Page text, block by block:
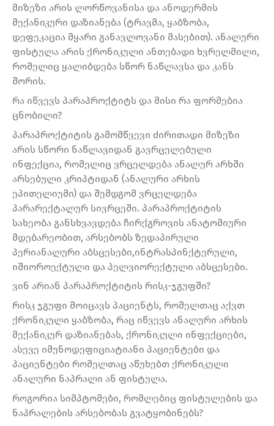
მიზეზი არის ლორწოვანისა და ანოდერმის
მექანიკური დაზიანება (ტრავმა, ყაბზობა,
დეფეკაცია მყარი განავლოვანი მასებით). ანალური
ფისტულა არის ქრონიკული ანთებადი ხვრელმილი,
რომელიც ყალიბდება სწორ ნაწლავსა და კანს
შორის.
რა იწვევს პარაპროქტიტს და მისი რა ფორმებია
ცნობილი?
პარაპროქტიტის გამომწვევი ძირითადი მიზეზი
არის სწორი ნაწლავიდან გავრცელებული
ინფექცია, რომელიც ვრცელდება ანალურ არხში
არსებული კრიპტიდან (ანალური არხის
ეპითელიუმი) და შემდგომ ვრცელდება
პარარექტალურ სივრცეში. პარაპროქტიტის
სახეობა განსხვავდება ჩირქგროვის ანატომიური
მდებარეობით, არსებობს ზედაპირული
პერიანალური აბსცესები,ინტრასპინქტერული,
იშიოროექტული და პელვიორექტული აბსცესები.
ვინ არიან პარაპროქტიტის რისკ-ჯგუფში?
რისკ ჯგუფი მოიცავს პაციენტს, რომელთაც აქვთ
ქრონიკული ყაბზობა, რაც იწვევს ანალური არხის
მექანიკურ დაზიანებას, ქრონიკული ინფექციები,
ასევე იმუნოდეფიციატიანი პაციენტები და
პაციენტები რომელთაც აწუხებთ ქრონიკული
ანალური ნაპრალი ან ფისტულა.
როგორია სიმპტომები, რომლებიც ფისტულების და
ნაპრალების არსებობას გვატყობინებს?